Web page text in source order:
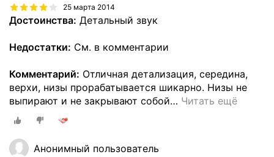
25 марта 2014
Достоинства: Детальный звук
Недостатки: См. в комментарии
Комментарий: Отличная детализация, середина,
верхи, низы прорабатывается шикарно. Низы не
выпирают и не закрывают собой… Читать ещё
Анонимный пользователь